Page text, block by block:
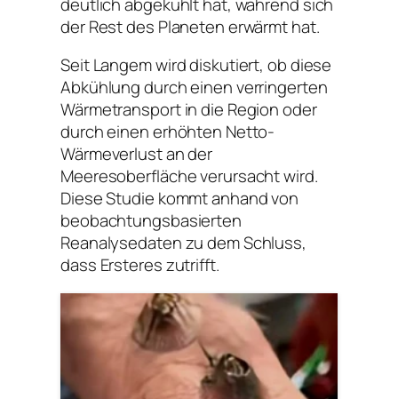
der Rest des Planeten erwärmt hat.
Seit Langem wird diskutiert, ob diese
Abkühlung durch einen verringerten
Wärmetransport in die Region oder
durch einen erhöhten Netto-
Wärmeverlust an der
Meeresoberfläche verursacht wird.
Diese Studie kommt anhand von
beobachtungsbasierten
Reanalysedaten zu dem Schluss,
dass Ersteres zutrifft.